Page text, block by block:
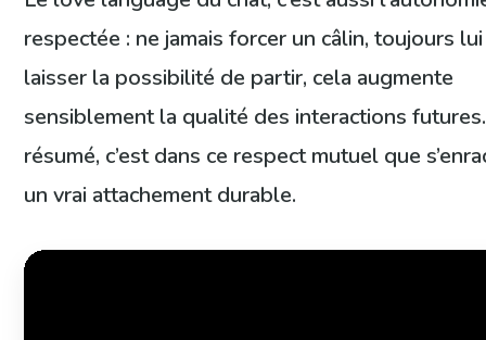
respectée : ne jamais forcer un câlin, toujours lui
laisser la possibilité de partir, cela augmente
sensiblement la qualité des interactions
résumé, c’est dans ce respect mutuel que
un vrai attachement durable.